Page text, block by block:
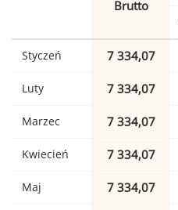
Brutto
Styczeń 7 334,07
Luty 7 334,07
Marzec 7 334,07
Kwiecień 7 334,07
Maj 7 334,07